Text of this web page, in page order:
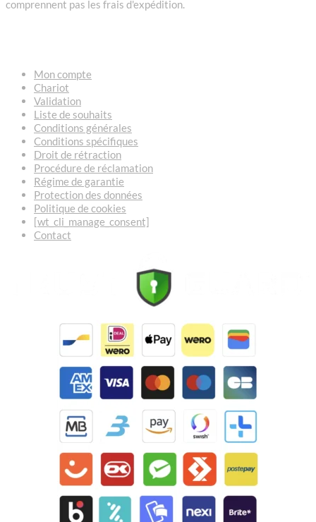
comprennent pas les frais d'expédition.
Mon compte
Chariot
Validation
Liste de souhaits
Conditions générales
Conditions spécifiques
Droit de rétraction
Procédure de réclamation
Régime de garantie
Protection des données
Politique de cookies
[wt_cli_manage_consent]
Contact